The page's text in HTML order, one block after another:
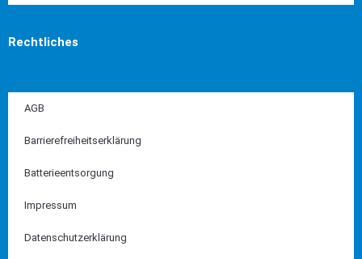
Rechtliches
AGB
Barrierefreiheitserklärung
Batterieentsorgung
Impressum
Datenschutzerklärung